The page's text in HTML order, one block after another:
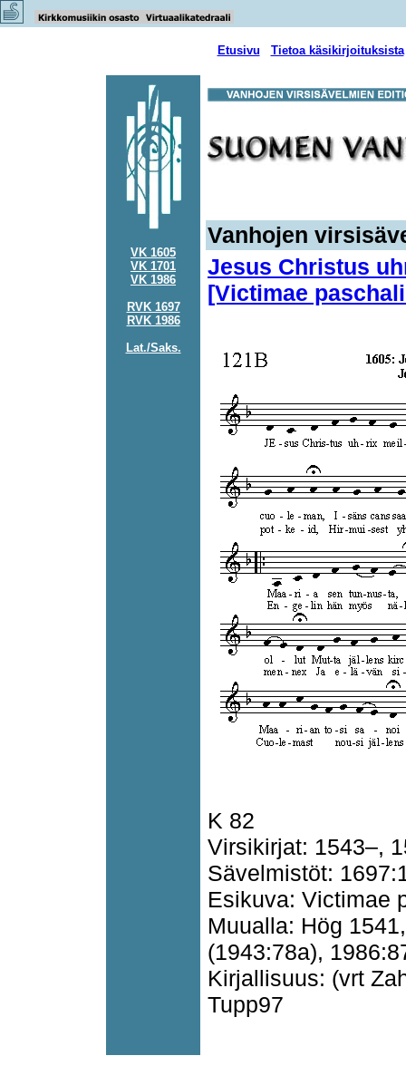
Etusivu Tietoa käsikirjoituksista
VK 1605
VK 1701
VK 1986
RVK 1697
RVK 1986
Lat./Saks.
Vanhojen
Jesus Christus
[Victimae
K 82
Virsikirjat: 1543–,
Sävelmistöt:
Esikuva: Victimae
Muualla: Hög
(1943:78a),
Kirjallisuus: (vrt
Tupp97